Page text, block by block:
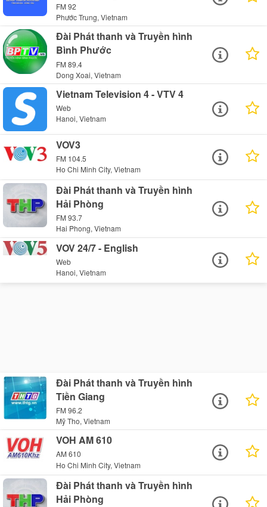
FM 92
Phước Trung, Vietnam
Đài Phát thanh và Truyền hình
Bình Phước
FM 89.4
Dong Xoai, Vietnam
Vietnam Television 4 - VTV 4
Web
Hanoi, Vietnam
VOV3
FM 104.5
Ho Chi Minh City, Vietnam
Đài Phát thanh và Truyền hình
Hải Phòng
FM 93.7
Hai Phong, Vietnam
VOV 24/7 - English
Web
Hanoi, Vietnam
Đài Phát thanh và Truyền hình
Tiền Giang
FM 96.2
Mỹ Tho, Vietnam
VOH AM 610
AM 610
Ho Chi Minh City, Vietnam
Đài Phát thanh và Truyền hình
Hải Phòng